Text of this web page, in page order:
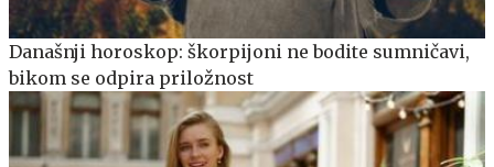
Današnji horoskop: škorpijoni ne bodite sumničavi,
bikom se odpira priložnost